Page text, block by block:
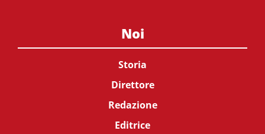
Noi
Storia
Direttore
Redazione
Editrice